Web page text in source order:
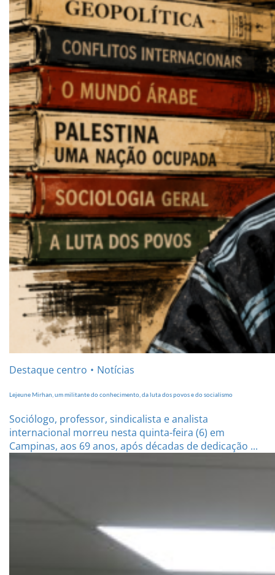
Destaque centro Notícias
Lejeune Mirhan, um militante do conhecimento, da luta dos povos e do socialismo
Sociólogo, professor, sindicalista e analista
internacional morreu nesta quinta-feira (6) em
Campinas, aos 69 anos, após décadas de dedicação ...